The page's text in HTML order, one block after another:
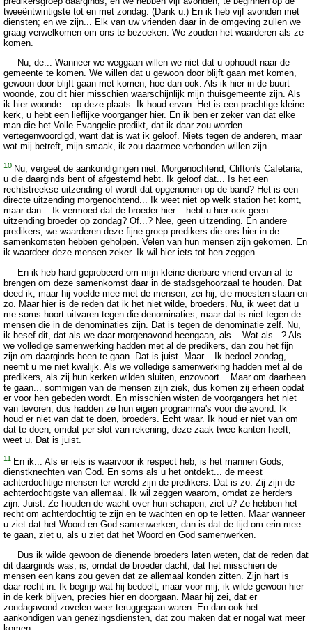
tweeëntwintigste tot en met zondag. (Dank u.) En ik heb vijf avonden met
diensten; en we zijn... Elk van uw vrienden daar in de omgeving zullen we
graag verwelkomen om ons te bezoeken. We zouden het waarderen als ze
komen.
Nu, de... Wanneer we weggaan willen we niet dat u ophoudt naar de
gemeente te komen. We willen dat u gewoon door blijft gaan met komen,
gewoon door blijft gaan met komen, hoe dan ook. Als ik hier in de buurt
woonde, zou dit hier misschien waarschijnlijk mijn thuisgemeente zijn. Als
ik hier woonde – op deze plaats. Ik houd ervan. Het is een prachtige kleine
kerk, u hebt een lieflijke voorganger hier. En ik ben er zeker van dat elke
man die het Volle Evangelie predikt, dat ik daar zou worden
vertegenwoordigd, want dat is wat ik geloof. Niets tegen de anderen, maar
wat mij betreft, mijn smaak, ik zou daarmee verbonden willen zijn.
10 Nu, vergeet de aankondigingen niet. Morgenochtend, Clifton's Cafetaria,
u die daarginds bent of afgestemd hebt. Ik geloof dat... Is het een
rechtstreekse uitzending of wordt dat opgenomen op de band? Het is een
directe uitzending morgenochtend... Ik weet niet op welk station het komt,
maar dan... Ik vermoed dat de broeder hier... hebt u hier ook geen
uitzending broeder op zondag? Of...? Nee, geen uitzending. En andere
predikers, we waarderen deze fijne groep predikers die ons hier in de
samenkomsten hebben geholpen. Velen van hun mensen zijn gekomen. En
ik waardeer deze mensen zeker. Ik wil hier iets tot hen zeggen.
En ik heb hard geprobeerd om mijn kleine dierbare vriend ervan af te
brengen om deze samenkomst daar in de stadsgehoorzaal te houden. Dat
deed ik; maar hij voelde mee met de mensen, zei hij, die moesten staan en
zo. Maar hier is de reden dat ik het niet wilde, broeders. Nu, ik weet dat u
me soms hoort uitvaren tegen die denominaties, maar dat is niet tegen de
mensen die in de denominaties zijn. Dat is tegen de denominatie zelf. Nu,
ik besef dit, dat als we daar morgenavond heengaan, als... Wat als...? Als
we volledige samenwerking hadden met al de predikers, dan zou het fijn
zijn om daarginds heen te gaan. Dat is juist. Maar... Ik bedoel zondag,
neemt u me niet kwalijk. Als we volledige samenwerking hadden met al de
predikers, als zij hun kerken wilden sluiten, enzovoort... Maar om daarheen
te gaan... sommigen van de mensen zijn ziek, dus komen zij erheen opdat
er voor hen gebeden wordt. En misschien wisten de voorgangers het niet
van tevoren, dus hadden ze hun eigen programma's voor die avond. Ik
houd er niet van dat te doen, broeders. Echt waar. Ik houd er niet van om
dat te doen, omdat per slot van rekening, deze zaak twee kanten heeft,
weet u. Dat is juist.
11 En ik... Als er iets is waarvoor ik respect heb, is het mannen Gods,
dienstknechten van God. En soms als u het ontdekt... de meest
achterdochtige mensen ter wereld zijn de predikers. Dat is zo. Zij zijn de
achterdochtigste van allemaal. Ik wil zeggen waarom, omdat ze herders
zijn. Juist. Ze houden de wacht over hun schapen, ziet u? Ze hebben het
recht om achterdochtig te zijn en te wachten en op te letten. Maar wanneer
u ziet dat het Woord en God samenwerken, dan is dat de tijd om erin mee
te gaan, ziet u, als u ziet dat het Woord en God samenwerken.
Dus ik wilde gewoon de dienende broeders laten weten, dat de reden dat
dit daarginds was, is, omdat de broeder dacht, dat het misschien de
mensen een kans zou geven dat ze allemaal konden zitten. Zijn hart is
daar recht in. Ik begrijp wat hij bedoelt, maar voor mij, ik wilde gewoon hier
in de kerk blijven, precies hier en doorgaan. Maar hij zei, dat er
zondagavond zovelen weer teruggegaan waren. En dan ook het
aankondigen van genezingsdiensten, dat zou maken dat er nogal wat meer